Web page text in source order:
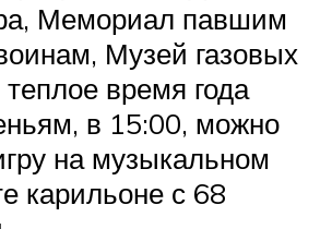
Мемориал павшим
Музей газовых
время года
в 15:00, можно
на музыкальном
карильоне с 68